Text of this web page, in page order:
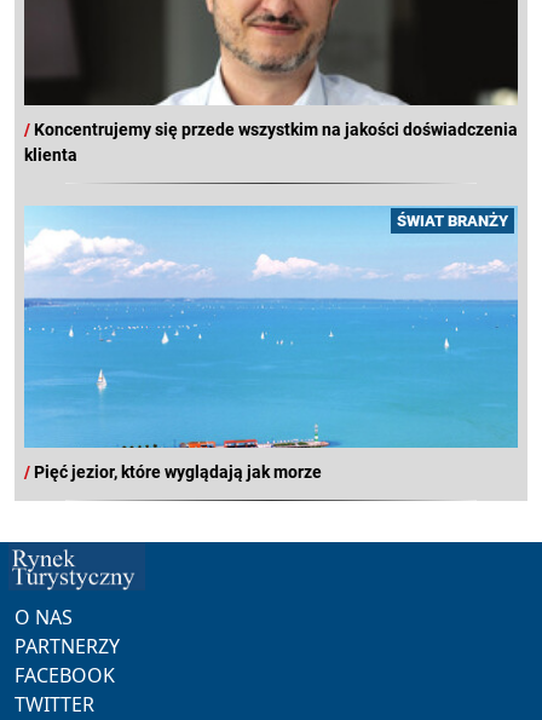
/Koncentrujemy się przede wszystkim na jakości doświadczenia
klienta
ŚWIAT BRANŻY
/Pięć jezior, które wyglądają jak morze
O NAS
PARTNERZY
FACEBOOK
TWITTER